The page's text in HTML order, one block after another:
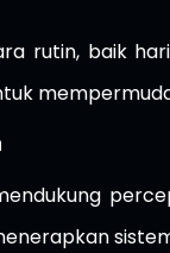
rutin, baik